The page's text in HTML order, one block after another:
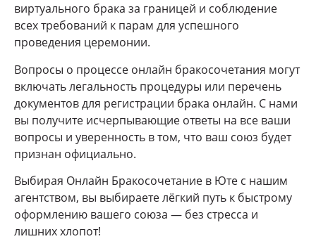
виртуального брака за границей и соблюдение
всех требований к парам для успешного
проведения церемонии.
Вопросы о процессе онлайн бракосочетания могут
включать легальность процедуры или перечень
документов для регистрации брака онлайн. С нами
вы получите исчерпывающие ответы на все ваши
вопросы и уверенность в том, что ваш союз будет
признан официально.
Выбирая Онлайн Бракосочетание в Юте с нашим
агентством, вы выбираете лёгкий путь к быстрому
оформлению вашего союза — без стресса и
лишних хлопот!